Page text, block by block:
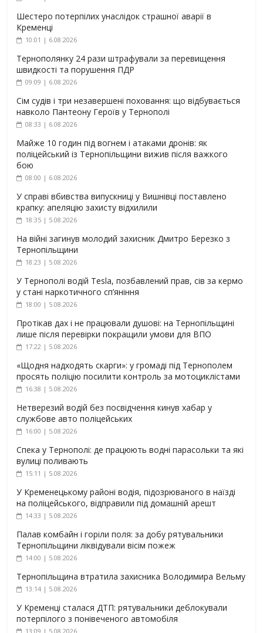
Шестеро потерпілих унаслідок страшної аварії в
Кременці
10:01 | 6.08.2026
Тернополянку 24 рази штрафували за перевищення
швидкості та порушення ПДР
09:09 | 6.08.2026
Сім судів і три незавершені поховання: що відбувається
навколо Пантеону Героїв у Тернополі
08:33 | 6.08.2026
Майже 10 годин під вогнем і атаками дронів: як
поліцейський із Тернопільщини вижив після важкого
бою
08:00 | 6.08.2026
У справі вбивства випускниці у Вишнівці поставлено
крапку: апеляцію захисту відхилили
18:35 | 5.08.2026
На війні загинув молодий захисник Дмитро Березко з
Тернопільщини
18:23 | 5.08.2026
У Тернополі водій Tesla, позбавлений прав, сів за кермо
у стані наркотичного сп’яніння
18:00 | 5.08.2026
Протікав дах і не працювали душові: на Тернопільщині
лише після перевірки покращили умови для ВПО
17:22 | 5.08.2026
«Щодня надходять скарги»: у громаді під Тернополем
просять поліцію посилити контроль за мотоциклістами
16:38 | 5.08.2026
Нетверезий водій без посвідчення кинув хабар у
службове авто поліцейських
16:00 | 5.08.2026
Спека у Тернополі: де працюють водні парасольки та які
вулиці поливають
15:11 | 5.08.2026
У Кременецькому районі водія, підозрюваного в наїзді
на поліцейського, відправили під домашній арешт
14:33 | 5.08.2026
Палав комбайн і горіли поля: за добу рятувальники
Тернопільщини ліквідували вісім пожеж
14:00 | 5.08.2026
Тернопільщина втратила захисника Володимира Вельму
13:14 | 5.08.2026
У Кременці сталася ДТП: рятувальники деблокували
потерпілого з понівеченого автомобіля
13:09 | 5.08.2026